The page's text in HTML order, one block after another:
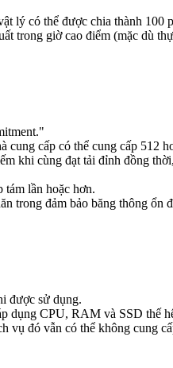
lý có thể được chia thành 100
trong giờ cao điểm (mặc dù
cấp có thể cung cấp 512
khi cùng đạt tải đỉnh đồng
tám lần hoặc hơn.
trong đảm bảo băng thông ổn
được sử dụng.
dụng CPU, RAM và SSD thế
vụ đó vẫn có thể không cung